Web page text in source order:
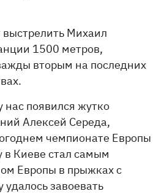
Михаил
1500 метров,
вторым на последних
нас появился жутко
Алексей Середа,
чемпионате Европы
Киеве стал самым
Европы в прыжках с
завоевать